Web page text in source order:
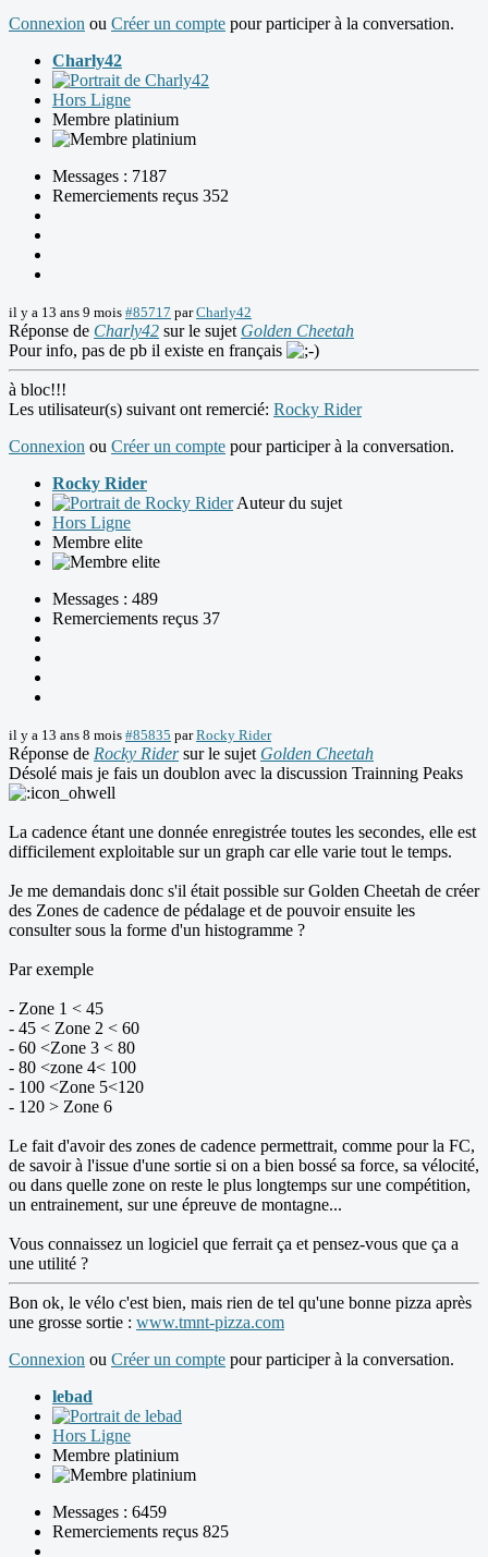
Connexion ou Créer un compte pour participer à la conversation.
Charly42
Hors Ligne
Membre platinium
Messages : 7187
Remerciements reçus 352
il y a 13 ans 9 mois #85717 parCharly42
Réponse de Charly42 sur le sujet Golden Cheetah
Pour info, pas de pb il existe en français
à bloc!!!
Les utilisateur(s) suivant ont remercié: Rocky Rider
Connexion ou Créer un compte pour participer à la conversation.
Rocky Rider
Auteur du sujet
Hors Ligne
Membre elite
Messages : 489
Remerciements reçus 37
il y a 13 ans 8 mois #85835 parRocky Rider
Réponse de Rocky Ridersur le sujet Golden Cheetah
Désolé mais je fais un doublon avec la discussion Trainning Peaks
La cadence étant une donnée enregistrée toutes les secondes, elle est
difficilement exploitable sur un graph car elle varie tout le temps.
Je me demandais donc s'il était possible sur Golden Cheetah de créer
des Zones de cadence de pédalage et de pouvoir ensuite les
consulter sous la forme d'un histogramme ?
Par exemple
- Zone 1 < 45
- 45 < Zone 2 < 60
- 60 <Zone 3 < 80
- 80 <zone 4< 100
- 100 <Zone 5<120
- 120 > Zone 6
Le fait d'avoir des zones de cadence permettrait, comme pour la FC,
de savoir à l'issue d'une sortie si on a bien bossé sa force, sa vélocité,
ou dans quelle zone on reste le plus longtemps sur une compétition,
un entrainement, sur une épreuve de montagne...
Vous connaissez un logiciel que ferrait ça et pensez-vous que ça a
une utilité ?
Bon ok, le vélo c'est bien, mais rien de tel qu'une bonne pizza après
une grosse sortie : www.tmnt-pizza.com
Connexion ou Créer un compte pour participer à la conversation.
lebad
Hors Ligne
Membre platinium
Messages : 6459
Remerciements reçus 825